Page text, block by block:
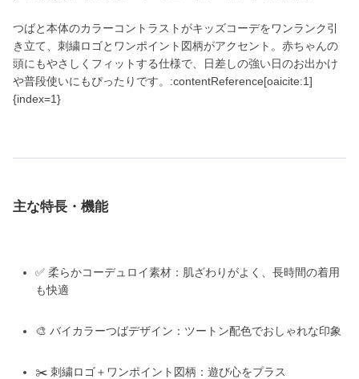
つばと本体のカラーコントラストがキッズコーデをワンランク引
き立て、刺繍ロゴとワンポイント図柄がアクセント。赤ちゃんの
頭にもやさしくフィットする仕様で、日差しの強い日のお出かけ
や普段使いにもぴったりです。:contentReference[oaicite:1]
{index=1}
主な特長・機能
✅ 柔らかコーデュロイ素材：肌ざわりがよく、長時間の着用
も快適
🎨 バイカラーつばデザイン：ツートン配色でおしゃれな印象
✂️ 刺繍ロゴ＋ワンポイント図柄：遊び心をプラス